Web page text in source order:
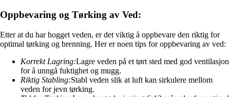
Oppbevaring og Tørking av Ved:
Etter at du har hogget veden, er det viktig å oppbevare den riktig for
optimal tørking og brenning. Her er noen tips for oppbevaring av ved:
Korrekt Lagring:Lagre veden på et tørt sted med god ventilasjon
for å unngå fuktighet og mugg.
Riktig Stabling:Stabl veden slik at luft kan sirkulere mellom
veden for jevn tørking.